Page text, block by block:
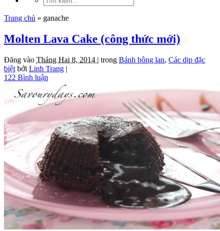
Trang chủ » ganache
Molten Lava Cake (công thức mới)
Đăng vào Tháng Hai 8, 2014 | trong Bánh bông lan, Các dịp đặc
biệt bởi Linh Trang |
122 Bình luận